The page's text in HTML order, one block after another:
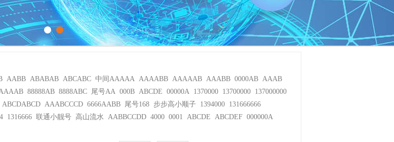
AABB ABABAB ABCABC 中间AAAAA AAAABB AAAAAB AAABB 0000AB AAAB
88888AB 8888ABC 尾号AA 000B ABCDE 00000A 1370000 13700000 137000000
ABCDABCD AAABCCCD 6666AABB 尾号168 步步高小顺子 1394000 131666666
1316666 联通小靓号 高山流水 AABBCCDD 4000 0001 ABCDE ABCDEF 000000A